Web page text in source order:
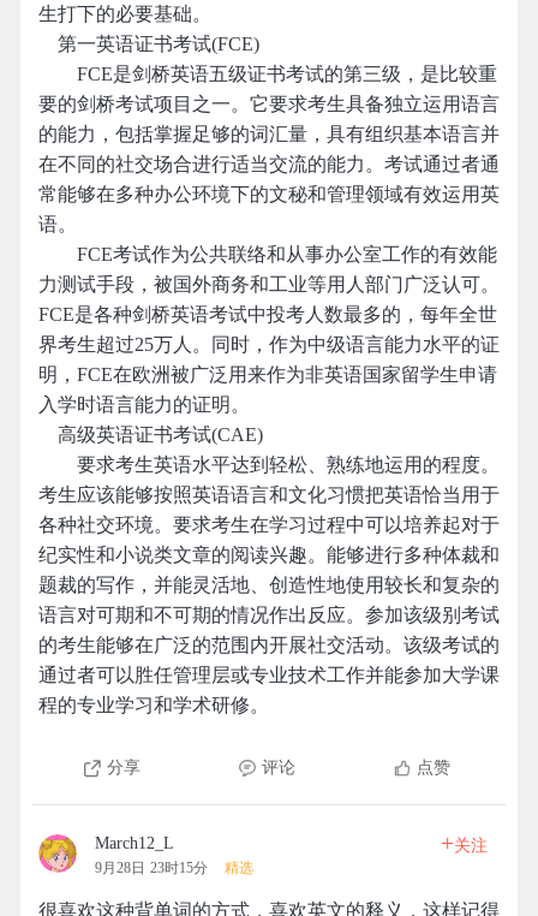
生打下的必要基础。
第一英语证书考试(FCE)
FCE是剑桥英语五级证书考试的第三级，是比较重
要的剑桥考试项目之一。它要求考生具备独立运用语言
的能力，包括掌握足够的词汇量，具有组织基本语言并
在不同的社交场合进行适当交流的能力。考试通过者通
常能够在多种办公环境下的文秘和管理领域有效运用英
语。
FCE考试作为公共联络和从事办公室工作的有效能
力测试手段，被国外商务和工业等用人部门广泛认可。
FCE是各种剑桥英语考试中投考人数最多的，每年全世
界考生超过25万人。同时，作为中级语言能力水平的证
明，FCE在欧洲被广泛用来作为非英语国家留学生申请
入学时语言能力的证明。
高级英语证书考试(CAE)
要求考生英语水平达到轻松、熟练地运用的程度。
考生应该能够按照英语语言和文化习惯把英语恰当用于
各种社交环境。要求考生在学习过程中可以培养起对于
纪实性和小说类文章的阅读兴趣。能够进行多种体裁和
题裁的写作，并能灵活地、创造性地使用较长和复杂的
语言对可期和不可期的情况作出反应。参加该级别考试
的考生能够在广泛的范围内开展社交活动。该级考试的
通过者可以胜任管理层或专业技术工作并能参加大学课
程的专业学习和学术研修。
分享 评论 点赞
March12_L
9月28日 23时15分 精选
+关注
很喜欢这种背单词的方式，喜欢英文的释义，这样记得